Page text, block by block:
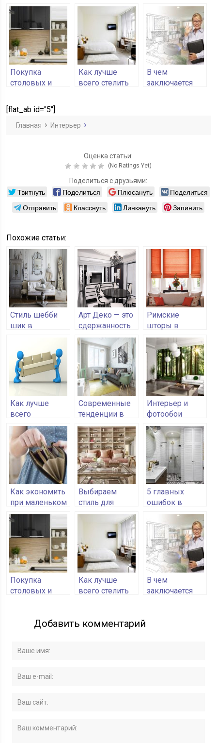
доходе:
простые
советы,
которые
работают
интерьера
дизайне ванной
комнаты
Покупка
столовых и
принадлежностей:
на что обратить
внимание
Как лучше
всего стелить
В чем
заключается
[flat_ab id="5"]
Главная Интерьер
Оценка статьи:
(No Ratings Yet)
Поделиться с друзьями:
Твитнуть Поделиться Плюсануть
Поделиться
Отправить
Класснуть Линкануть Запинить
Похожие статьи:
Стиль шебби
шик в
Арт Деко — это
сдержанность
и роскошь в
одном флаконе
Римские
шторы в
интерьере
Как лучше
всего
перевозить
мебель
Современные
тенденции в
дизайне
интерьера в
2018
Интерьер и
фотообои
Как экономить
при маленьком
доходе:
простые
советы,
которые
работают
Выбираем
стиль для
интерьера
5 главных
ошибок в
дизайне ванной
комнаты
Покупка
столовых и
на что обратить
Как лучше
всего стелить
В чем
заключается
Добавить комментарий